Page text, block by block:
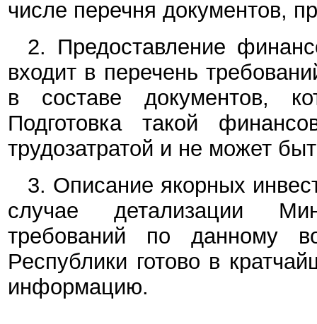
числе перечня документов,
2. Предоставление
входит в перечень
в составе документов,
Подготовка такой
трудозатратой и не может
3. Описание якорных
случае детализации
требований по данному
Республики готово в
информацию.